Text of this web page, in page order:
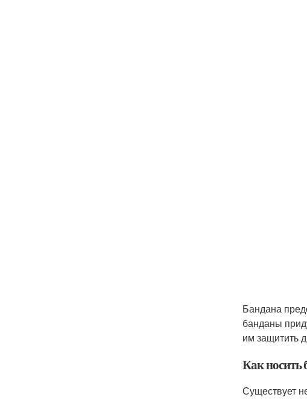
Бандана
банданы
им защитить
Как носить
Существует